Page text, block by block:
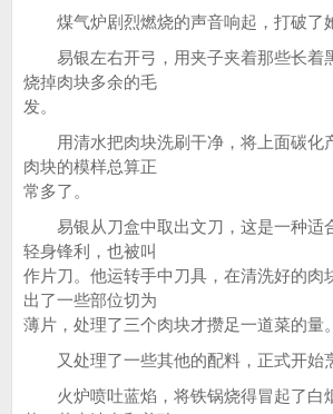
煤气炉剧烈燃烧的声音响起，打破了她
易银左右开弓，用夹子夹着那些长着
烧掉肉块多余的毛
发。
用清水把肉块洗刷干净，将上面碳化
肉块的模样总算正
常多了。
易银从刀盒中取出文刀，这是一种适
轻身锋利，也被叫
作片刀。他运转手中刀具，在清洗好的肉
出了一些部位切为
薄片，处理了三个肉块才攒足一道菜的量。
又处理了一些其他的配料，正式开始烹
火炉喷吐蓝焰，将铁锅烧得冒起了白